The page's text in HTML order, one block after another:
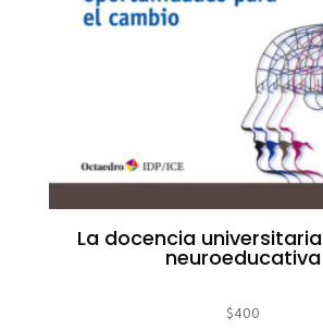
La docencia
neuroeducativa
$400